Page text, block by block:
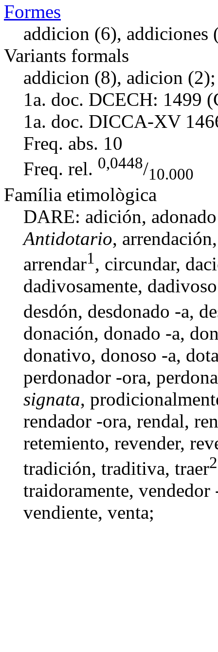
Formes
addicion (6), addiciones
Variants formals
addicion (8), adicion (2);
1a. doc. DCECH: 1499
1a. doc. DICCA-XV
Freq. abs. 10
Freq. rel. 0,0448/10.000
Família etimològica
DARE: adición,
Antidotario, arrendación
arrendar1, circundar,
dadivosamente,
desdón, desdonado -a,
donación, donado -a,
donativo, donoso -a,
perdonador -ora,
signata,
rendador -ora, rendal,
retemiento, revender,
tradición, traditiva, traer2
traidoramente, vendedor
vendiente, venta;